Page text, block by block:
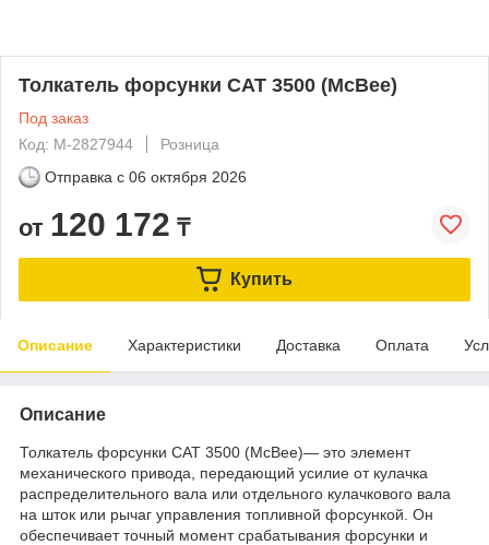
Толкатель форсунки CAT 3500 (McBee)
Под заказ
Код: M-2827944
Розница
Отправка с 06 октября 2026
от 120 172 ₸
Купить
Описание Характеристики Доставка Оплата
Описание
Толкатель форсунки CAT 3500 (McBee)— это элемент
механического привода, передающий усилие от кулачка
распределительного вала или отдельного кулачкового вала
на шток или рычаг управления топливной форсункой. Он
обеспечивает точный момент срабатывания форсунки и